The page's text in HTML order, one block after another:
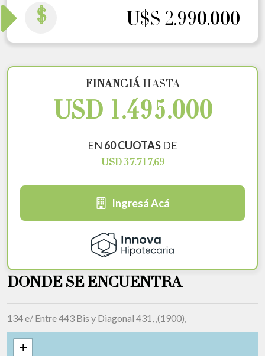
$ U$S 2.990.000
FINANCIÁHASTA
USD 1.495.000
EN 60 CUOTAS DE
USD 37.717,69
Ingresá Acá
DONDE SE ENCUENTRA
134 e/ Entre 443 Bis y Diagonal 431, ,(1900),
+